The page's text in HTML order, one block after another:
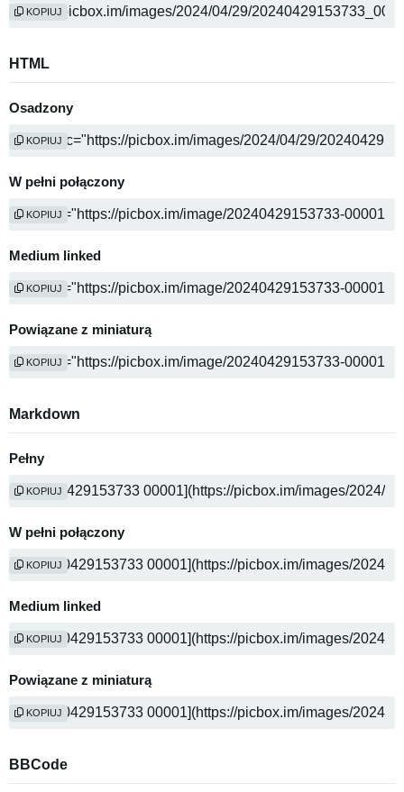
KOPIUJ
HTML
Osadzony
KOPIUJ
W pełni połączony
KOPIUJ
Medium linked
KOPIUJ
Powiązane z miniaturą
KOPIUJ
Markdown
Pełny
KOPIUJ
W pełni połączony
KOPIUJ
Medium linked
KOPIUJ
Powiązane z miniaturą
KOPIUJ
BBCode